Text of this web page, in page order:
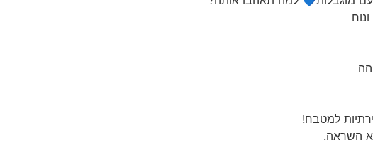
למטבח!
השראה.